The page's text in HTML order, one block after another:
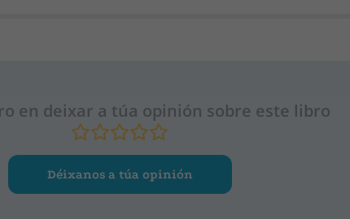
en deixar a túa opinión sobre este libro
Déixanos a túa opinión